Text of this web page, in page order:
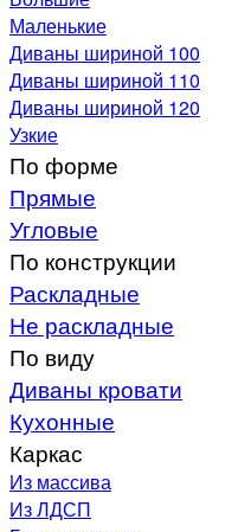
Маленькие
Диваны шириной 100
Диваны шириной 110
Диваны шириной 120
Узкие
По форме
Прямые
Угловые
По конструкции
Раскладные
Не раскладные
По виду
Диваны кровати
Кухонные
Каркас
Из массива
Из ЛДСП